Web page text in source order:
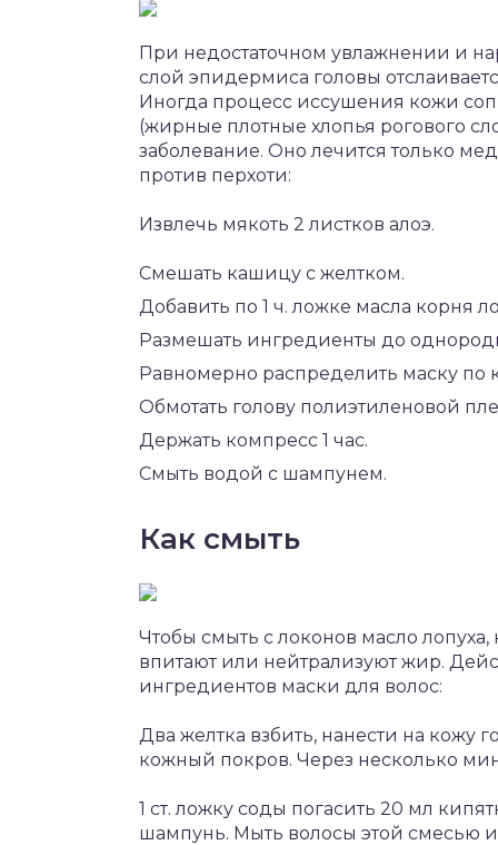
При недостаточном увлажнении и
слой эпидермиса головы
Иногда процесс иссушения кожи
(жирные плотные хлопья рогового
заболевание. Оно лечится только
против перхоти:
Извлечь мякоть 2 листков алоэ.
Смешать кашицу с желтком.
Добавить по 1 ч. ложке масла корня
Размешать ингредиенты до
Равномерно распределить маску
Обмотать голову полиэтиленовой
Держать компресс 1 час.
Смыть водой с шампунем.
Как смыть
Чтобы смыть с локонов масло
впитают или нейтрализуют жир.
ингредиентов маски для волос:
Два желтка взбить, нанести на
кожный покров. Через несколько
1 ст. ложку соды погасить 20 мл
шампунь. Мыть волосы этой смесью